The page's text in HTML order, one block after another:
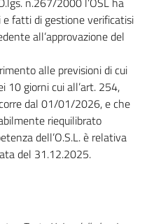
fatti di gestione verificatisi
all’approvazione del
alle previsioni di cui
10 giorni cui all’art. 254,
dal 01/01/2026, e che
riequilibrato
dell’O.S.L. è relativa
del 31.12.2025.